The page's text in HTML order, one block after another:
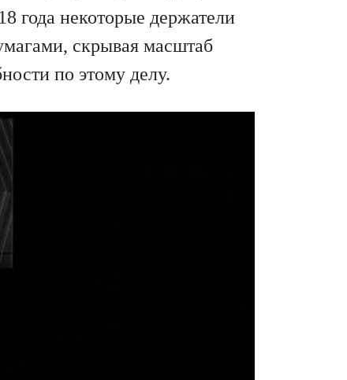
года некоторые держатели
скрывая масштаб
по этому делу.